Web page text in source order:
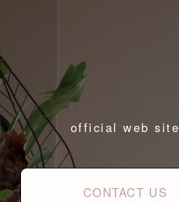
official web site
CONTACT US